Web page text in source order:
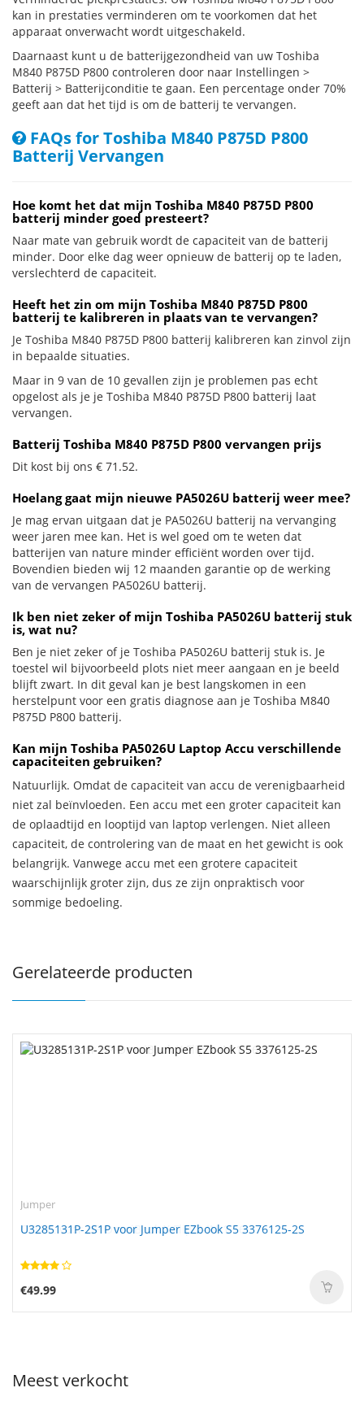
kan in prestaties verminderen om te voorkomen dat het
apparaat onverwacht wordt uitgeschakeld.
Daarnaast kunt u de batterijgezondheid van uw Toshiba
M840 P875D P800 controleren door naar Instellingen >
Batterij > Batterijconditie te gaan. Een percentage onder 70%
geeft aan dat het tijd is om de batterij te vervangen.
FAQs for Toshiba M840 P875D P800
Batterij Vervangen
Hoe komt het dat mijn Toshiba M840 P875D P800
batterij minder goed presteert?
Naar mate van gebruik wordt de capaciteit van de batterij
minder. Door elke dag weer opnieuw de batterij op te laden,
verslechterd de capaciteit.
Heeft het zin om mijn Toshiba M840 P875D P800
batterij te kalibreren in plaats van te vervangen?
Je Toshiba M840 P875D P800 batterij kalibreren kan zinvol zijn
in bepaalde situaties.
Maar in 9 van de 10 gevallen zijn je problemen pas echt
opgelost als je je Toshiba M840 P875D P800 batterij laat
vervangen.
Batterij Toshiba M840 P875D P800 vervangen prijs
Dit kost bij ons € 71.52.
Hoelang gaat mijn nieuwe PA5026U batterij weer mee?
Je mag ervan uitgaan dat je PA5026U batterij na vervanging
weer jaren mee kan. Het is wel goed om te weten dat
batterijen van nature minder efficiënt worden over tijd.
Bovendien bieden wij 12 maanden garantie op de werking
van de vervangen PA5026U batterij.
Ik ben niet zeker of mijn Toshiba PA5026U batterij stuk
is, wat nu?
Ben je niet zeker of je Toshiba PA5026U batterij stuk is. Je
toestel wil bijvoorbeeld plots niet meer aangaan en je beeld
blijft zwart. In dit geval kan je best langskomen in een
herstelpunt voor een gratis diagnose aan je Toshiba M840
P875D P800 batterij.
Kan mijn Toshiba PA5026U Laptop Accu verschillende
capaciteiten gebruiken?
Natuurlijk. Omdat de capaciteit van accu de verenigbaarheid
niet zal beïnvloeden. Een accu met een groter capaciteit kan
de oplaadtijd en looptijd van laptop verlengen. Niet alleen
capaciteit, de controlering van de maat en het gewicht is ook
belangrijk. Vanwege accu met een grotere capaciteit
waarschijnlijk groter zijn, dus ze zijn onpraktisch voor
sommige bedoeling.
Gerelateerde producten
Jumper
U3285131P-2S1P voor Jumper EZbook S5 3376125-2S
€49.99
Meest verkocht